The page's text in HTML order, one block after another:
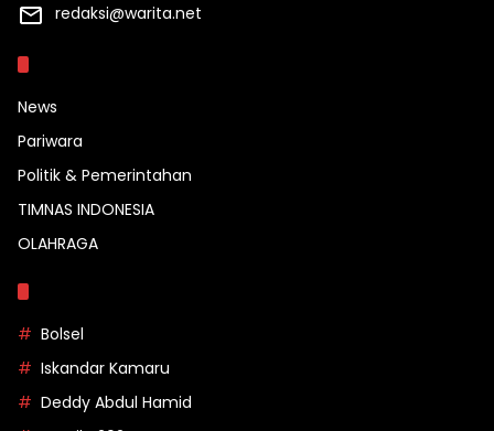
redaksi@warita.net
News
Pariwara
Politik & Pemerintahan
TIMNAS INDONESIA
OLAHRAGA
Bolsel
Iskandar Kamaru
Deddy Abdul Hamid